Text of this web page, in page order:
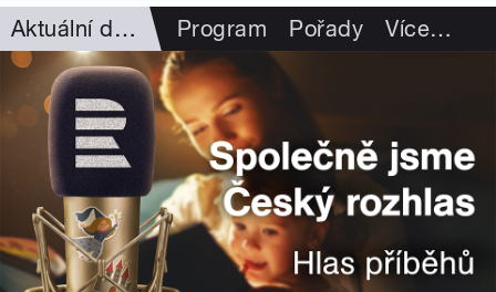
Aktuální dění Program Pořady Více…